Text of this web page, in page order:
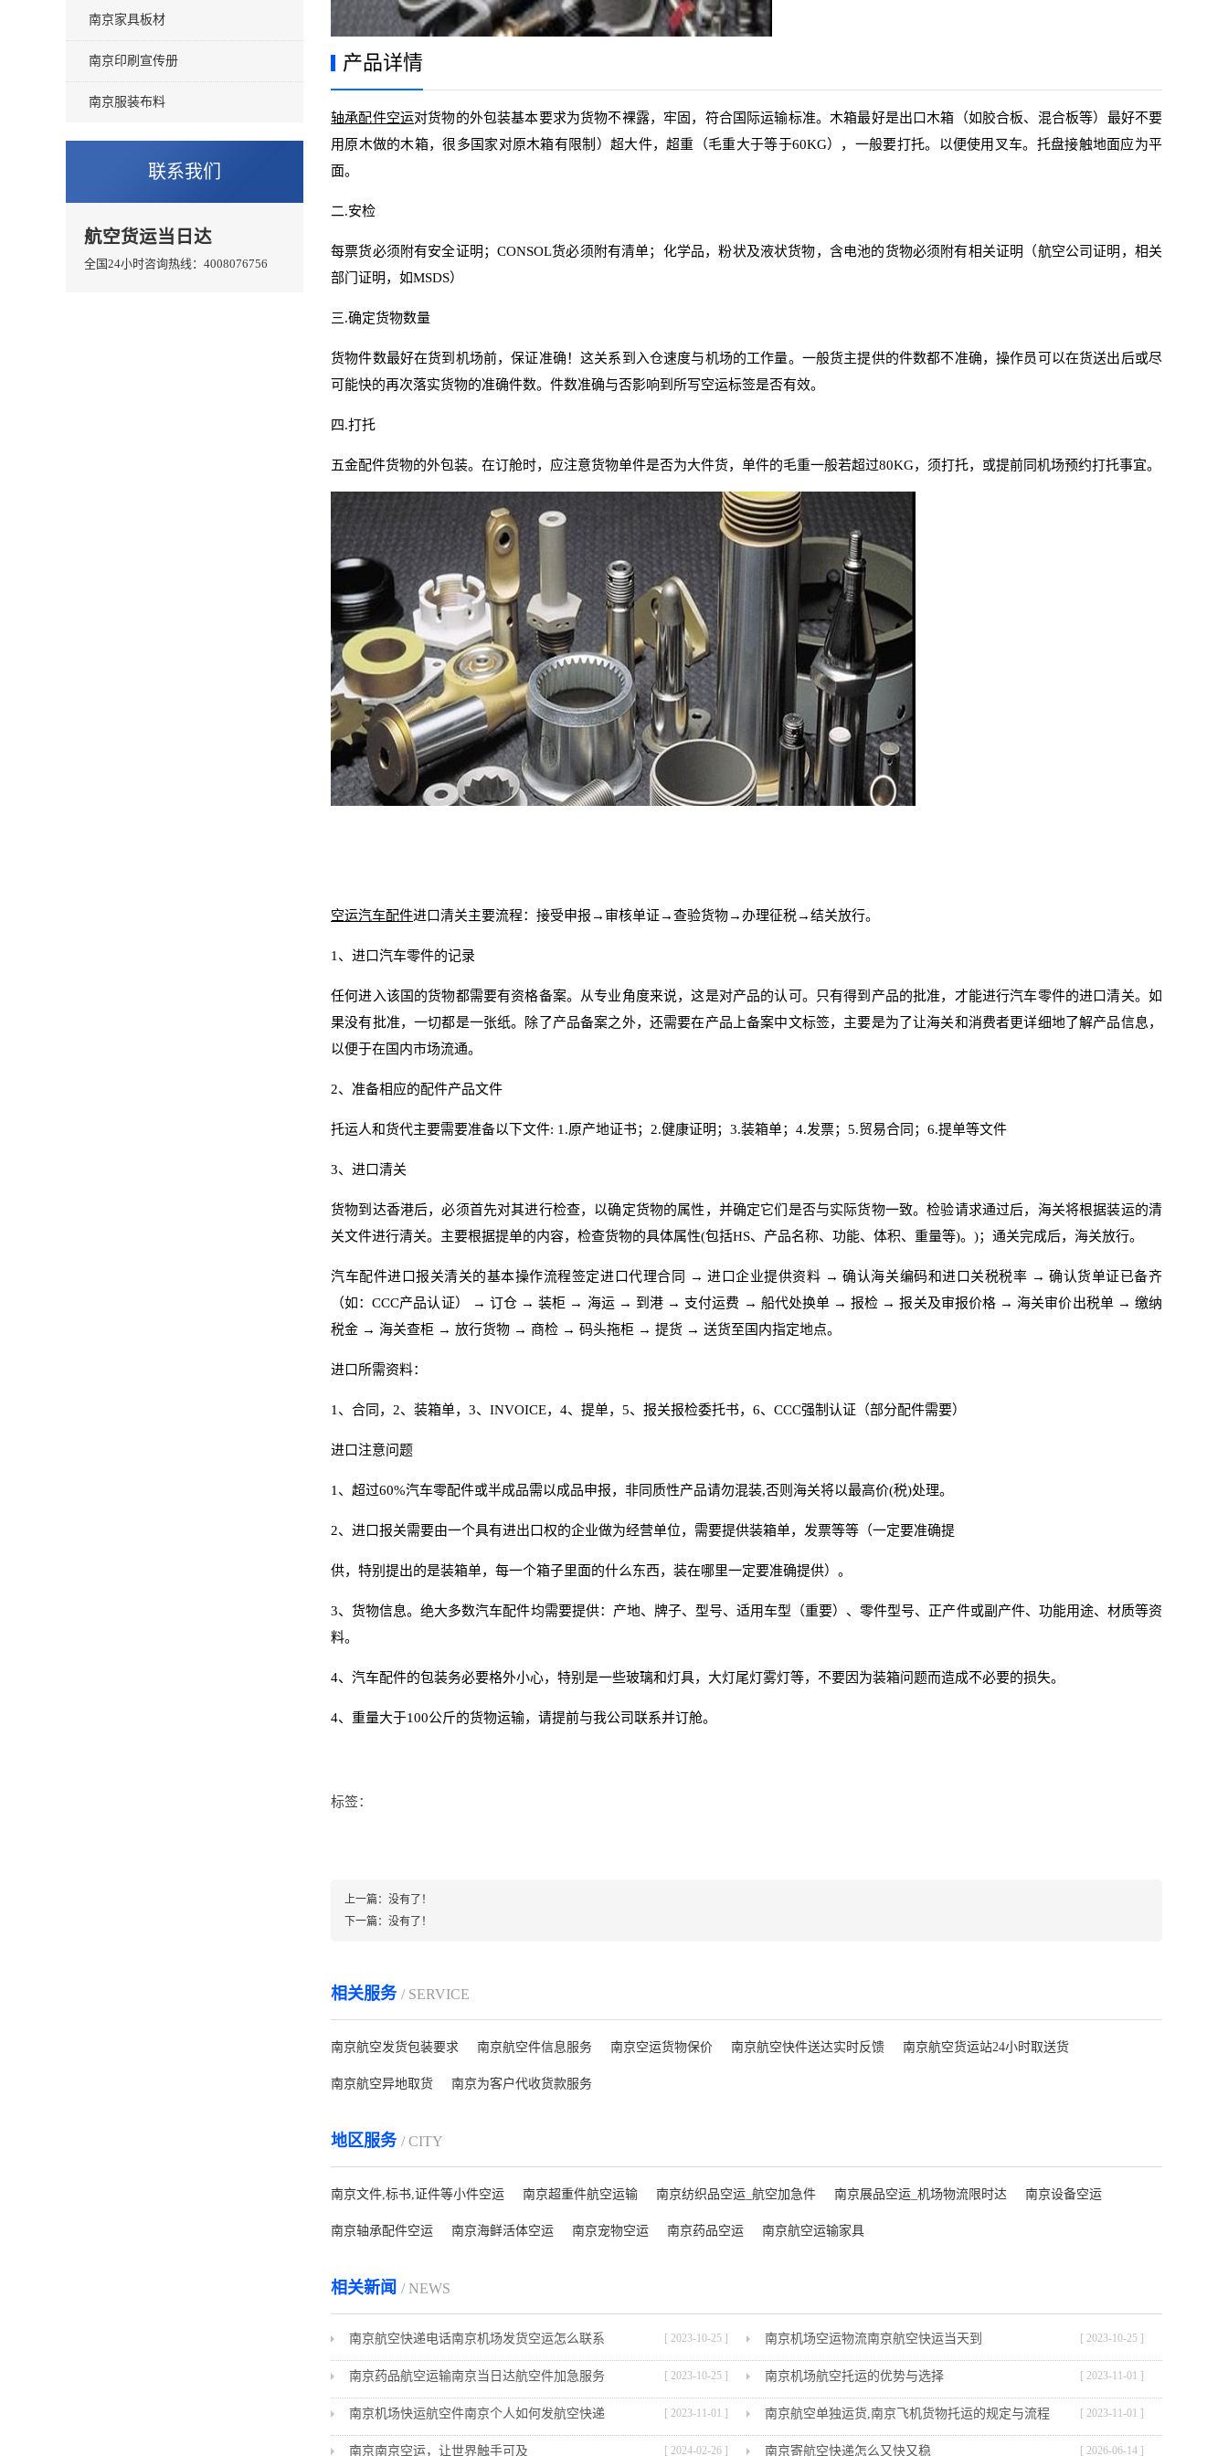
南京家具板材
南京印刷宣传册
南京服装布料
联系我们
航空货运当日达
全国24小时咨询热线：4008076756
产品详情
轴承配件空运对货物的外包装基本要求为货物不裸露，牢固，符合国际运输标准。木箱最好是出口木箱（如胶合板、混合板等）最好不要
用原木做的木箱，很多国家对原木箱有限制）超大件，超重（毛重大于等于60KG），一般要打托。以便使用叉车。托盘接触地面应为平
面。
二.安检
每票货必须附有安全证明；CONSOL货必须附有清单；化学品，粉状及液状货物，含电池的货物必须附有相关证明（航空公司证明，相关
部门证明，如MSDS）
三.确定货物数量
货物件数最好在货到机场前，保证准确！这关系到入仓速度与机场的工作量。一般货主提供的件数都不准确，操作员可以在货送出后或尽
可能快的再次落实货物的准确件数。件数准确与否影响到所写空运标签是否有效。
四.打托
五金配件货物的外包装。在订舱时，应注意货物单件是否为大件货，单件的毛重一般若超过80KG，须打托，或提前同机场预约打托事宜。
空运汽车配件进口清关主要流程：接受申报→审核单证→查验货物→办理征税→结关放行。
1、进口汽车零件的记录
任何进入该国的货物都需要有资格备案。从专业角度来说，这是对产品的认可。只有得到产品的批准，才能进行汽车零件的进口清关。如
果没有批准，一切都是一张纸。除了产品备案之外，还需要在产品上备案中文标签，主要是为了让海关和消费者更详细地了解产品信息，
以便于在国内市场流通。
2、准备相应的配件产品文件
托运人和货代主要需要准备以下文件: 1.原产地证书；2.健康证明；3.装箱单；4.发票；5.贸易合同；6.提单等文件
3、进口清关
货物到达香港后，必须首先对其进行检查，以确定货物的属性，并确定它们是否与实际货物一致。检验请求通过后，海关将根据装运的清
关文件进行清关。主要根据提单的内容，检查货物的具体属性(包括HS、产品名称、功能、体积、重量等)。)；通关完成后，海关放行。
汽车配件进口报关清关的基本操作流程签定进口代理合同 → 进口企业提供资料 → 确认海关编码和进口关税税率 → 确认货单证已备齐
（如：CCC产品认证） → 订仓 → 装柜 → 海运 → 到港 → 支付运费 → 船代处换单 → 报检 → 报关及审报价格 → 海关审价出税单 → 缴纳
税金 → 海关查柜 → 放行货物 → 商检 → 码头拖柜 → 提货 → 送货至国内指定地点。
进口所需资料：
1、合同，2、装箱单，3、INVOICE，4、提单，5、报关报检委托书，6、CCC强制认证（部分配件需要）
进口注意问题
1、超过60%汽车零配件或半成品需以成品申报，非同质性产品请勿混装,否则海关将以最高价(税)处理。
2、进口报关需要由一个具有进出口权的企业做为经营单位，需要提供装箱单，发票等等（一定要准确提
供，特别提出的是装箱单，每一个箱子里面的什么东西，装在哪里一定要准确提供）。
3、货物信息。绝大多数汽车配件均需要提供：产地、牌子、型号、适用车型（重要）、零件型号、正产件或副产件、功能用途、材质等资
料。
4、汽车配件的包装务必要格外小心，特别是一些玻璃和灯具，大灯尾灯雾灯等，不要因为装箱问题而造成不必要的损失。
4、重量大于100公斤的货物运输，请提前与我公司联系并订舱。
标签：
上一篇： 没有了！
下一篇： 没有了！
相关服务 / SERVICE
南京航空发货包装要求 南京航空件信息服务 南京空运货物保价 南京航空快件送达实时反馈 南京航空货运站24小时取送货
南京航空异地取货 南京为客户代收货款服务
地区服务 / CITY
南京文件,标书,证件等小件空运 南京超重件航空运输 南京纺织品空运_航空加急件 南京展品空运_机场物流限时达 南京设备空运
南京轴承配件空运 南京海鲜活体空运 南京宠物空运 南京药品空运 南京航空运输家具
相关新闻 / NEWS
南京航空快递电话南京机场发货空运怎么联系 [ 2023-10-25 ] 南京机场空运物流南京航空快运当天到 [ 2023-10-25 ]
南京药品航空运输南京当日达航空件加急服务 [ 2023-10-25 ] 南京机场航空托运的优势与选择 [ 2023-11-01 ]
南京机场快运航空件南京个人如何发航空快递 [ 2023-11-01 ] 南京航空单独运货,南京飞机货物托运的规定与流程 [ 2023-11-01 ]
南京南京空运，让世界触手可及 [ 2024-02-26 ] 南京寄航空快递怎么又快又稳 [ 2026-06-14 ]